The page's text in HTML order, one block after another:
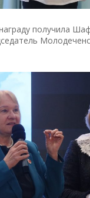
получила